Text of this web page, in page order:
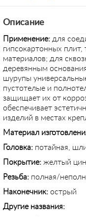
Описание
Применение: для
гипсокартонных плит,
материалов; для
деревянным
шурупы
пустотелые и
защищает их от
обеспечивает
изделий в местах
Материал
Головка: потайная,
Покрытие: желтый
Резьба: полная/
Наконечник: острый
Другие названия: